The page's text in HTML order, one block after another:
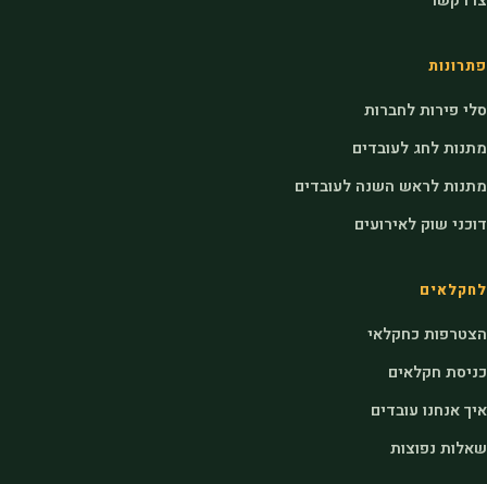
פתרונות
סלי פירות לחברות
מתנות לחג לעובדים
מתנות לראש השנה לעובדים
דוכני שוק לאירועים
לחקלאים
הצטרפות כחקלאי
כניסת חקלאים
איך אנחנו עובדים
שאלות נפוצות